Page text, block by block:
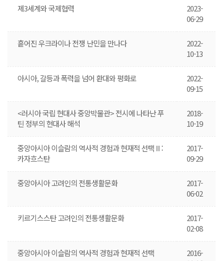
제3세계와 국제협력
2023-
06-29
흩어진 우크라이나 전쟁 난민을 만나다
2022-
10-13
아시아, 갈등과 폭력을 넘어 환대와 평화로
2022-
09-15
<러시아 국립 현대사 중앙박물관> 전시에 나타난 푸
틴 정부의 현대사 해석
2018-
10-19
중앙아시아 이슬람의 역사적 경험과 현재적 선택 II :
카자흐스탄
2017-
09-29
중앙아시아 고려인의 전통생활문화
2017-
06-02
키르기스스탄 고려인의 전통생활문화
2017-
02-08
중앙아시아 이슬람의 역사적 경험과 현재적 선택
2016-